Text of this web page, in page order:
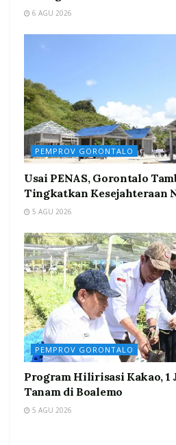
6 AGU 2026
PEMPROV GORONTALO
Usai PENAS, Gorontalo
Tingkatkan Kesejahteraan
5 AGU 2026
PEMPROV GORONTALO
Program Hilirisasi Kakao, 1
Tanam di Boalemo
5 AGU 2026